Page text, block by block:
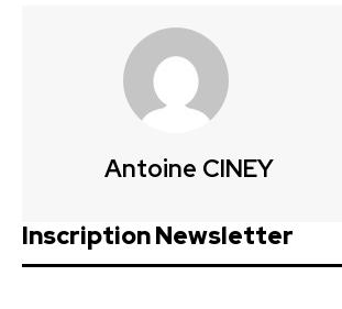
Antoine CINEY
Inscription Newsletter